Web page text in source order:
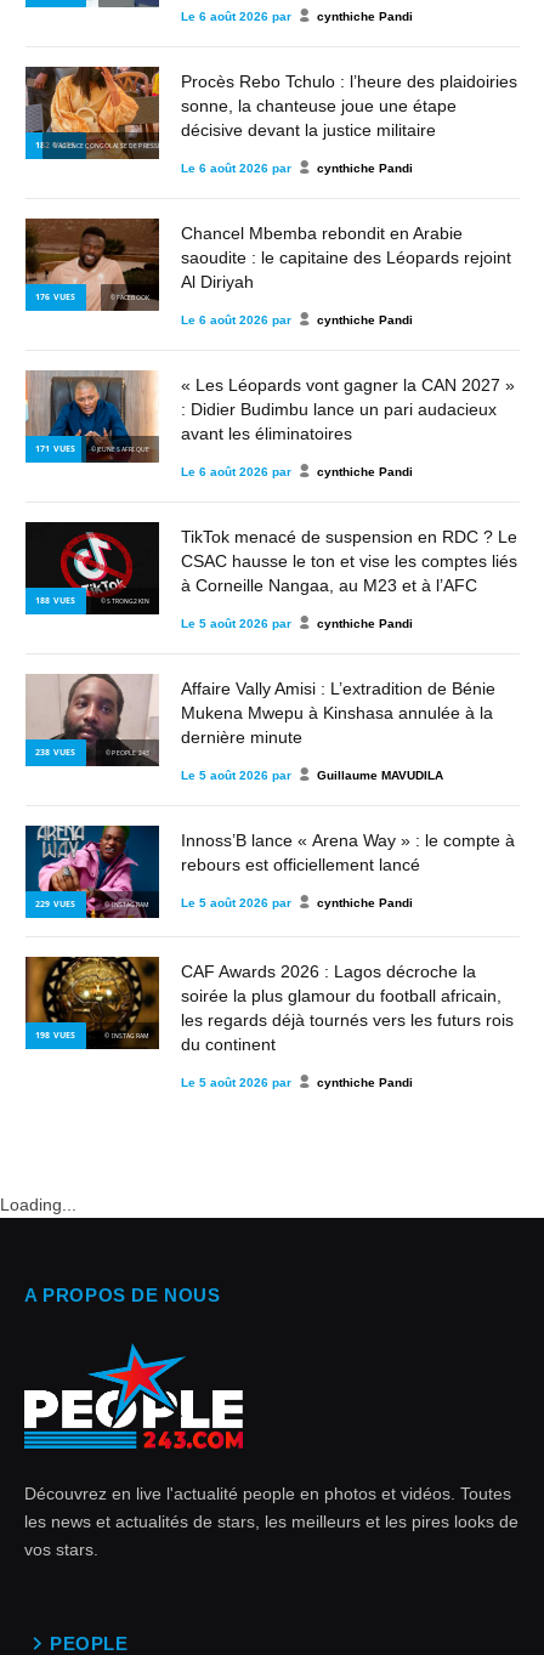
Le 6 août 2026 par cynthiche Pandi
182 VUES
© AGENCE CONGOLAISE DE PRESSE
Procès Rebo Tchulo : l’heure des plaidoiries
sonne, la chanteuse joue une étape
décisive devant la justice militaire
Le 6 août 2026 par cynthiche Pandi
176 VUES © FACEBOOK
Chancel Mbemba rebondit en Arabie
saoudite : le capitaine des Léopards rejoint
Al Diriyah
Le 6 août 2026 par cynthiche Pandi
171 VUES © JEUNES AFRIQUE
« Les Léopards vont gagner la CAN 2027 »
: Didier Budimbu lance un pari audacieux
avant les éliminatoires
Le 6 août 2026 par cynthiche Pandi
188 VUES © STRONG2KIN
TikTok menacé de suspension en RDC ? Le
CSAC hausse le ton et vise les comptes liés
à Corneille Nangaa, au M23 et à l’AFC
Le 5 août 2026 par cynthiche Pandi
238 VUES © PEOPLE 243
Affaire Vally Amisi : L’extradition de Bénie
Mukena Mwepu à Kinshasa annulée à la
dernière minute
Le 5 août 2026 par Guillaume MAVUDILA
229 VUES © INSTAGRAM
Innoss’B lance « Arena Way » : le compte à
rebours est officiellement lancé
Le 5 août 2026 par cynthiche Pandi
198 VUES © INSTAGRAM
CAF Awards 2026 : Lagos décroche la
soirée la plus glamour du football africain,
les regards déjà tournés vers les futurs rois
du continent
Le 5 août 2026 par cynthiche Pandi
Loading...
A PROPOS DE NOUS
Découvrez en live l'actualité people en photos et vidéos. Toutes
les news et actualités de stars, les meilleurs et les pires looks de
vos stars.
PEOPLE